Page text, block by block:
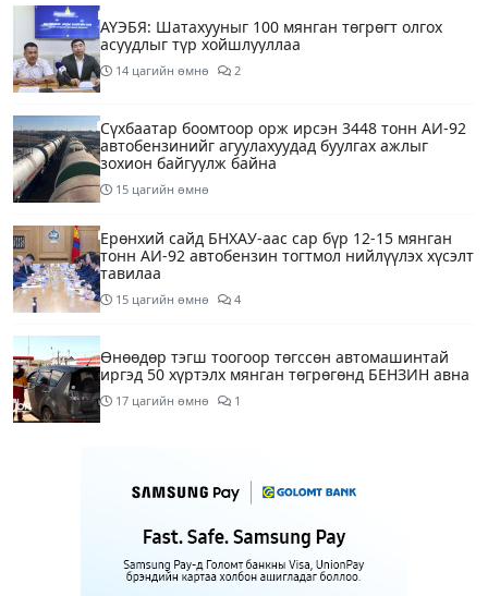
АҮЭБЯ: Шатахууныг 100 мянган төгрөгт олгох
асуудлыг түр хойшлууллаа
14 цагийн өмнө 2
Сүхбаатар боомтоор орж ирсэн 3448 тонн АИ-92
автобензинийг агуулахуудад буулгах ажлыг
зохион байгуулж байна
15 цагийн өмнө
Ерөнхий сайд БНХАУ-аас сар бүр 12-15 мянган
тонн АИ-92 автобензин тогтмол нийлүүлэх хүсэлт
тавилаа
15 цагийн өмнө 4
Өнөөдөр тэгш тоогоор төгссөн автомашинтай
иргэд 50 хүртэлх мянган төгрөгөнд БЕНЗИН авна
17 цагийн өмнө 1
Өнөөдөр” Аавуудын баяр”-ын өдөр
18 цагийн өмнө
Улаанбаатарт 31 хэм дулаан байна